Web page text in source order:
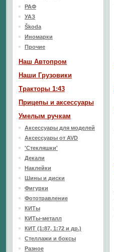
РАФ
УАЗ
Škoda
Иномарки
Прочие
Наш Aвтопром
Наши Грузовики
Тракторы 1:43
Прицепы и аксессуары
Умелым ручкам
Аксессуары для моделей
Аксессуары от AVD
'Стекляшки'
Декали
Наклейки
Шины и диски
Фигурки
Фототравление
КИТы
КИТы-металл
КИТ (1:87, 1:72 и др.)
Стеллажи и боксы
Разное